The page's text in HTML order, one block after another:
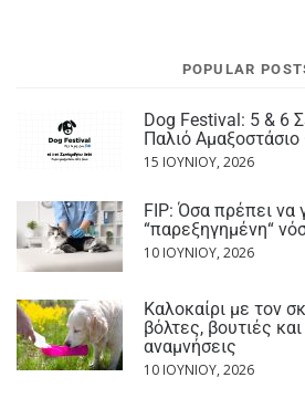
POPULAR
Dog Festival: 5 & 6
Παλιό
15 ΙΟΥΝΊΟΥ, 2026
FIP: Όσα πρέπει να
“παρεξηγημένη“
10 ΙΟΥΝΊΟΥ, 2026
Καλοκαίρι με τον
βόλτες, βουτιές
αναμνήσεις
10 ΙΟΥΝΊΟΥ, 2026